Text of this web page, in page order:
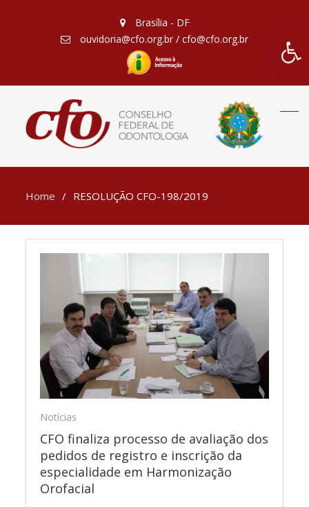
Barra
Brasília - DF
ouvidoria@cfo.org.br / cfo@cfo.org.br
Home RESOLUÇÃO CFO-198/2019
Notícias
CFO finaliza processo de avaliação dos
pedidos de registro e inscrição da
especialidade em Harmonização
Orofacial